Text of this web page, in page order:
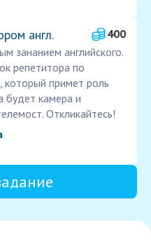
англ.
400
зананием английского.
репетитора по
который примет роль
будет камера и
Откликайтесь!